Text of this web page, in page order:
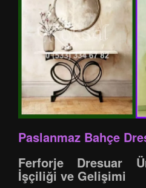
Paslanmaz Bahçe
Ferforje Dresuar
İşçiliği ve Gelişimi